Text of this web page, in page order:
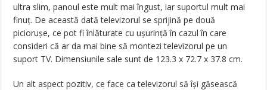
ultra slim, panoul este mult mai îngust, iar suportul mult mai
finuț. De această dată televizorul se sprijină pe două
piciorușe, ce pot fi înlăturate cu ușurință în cazul în care
consideri că ar da mai bine să montezi televizorul pe un
suport TV. Dimensiunile sale sunt de 123.3 x 72.7 x 37.8 cm.
Un alt aspect pozitiv, ce face ca televizorul să își găsească